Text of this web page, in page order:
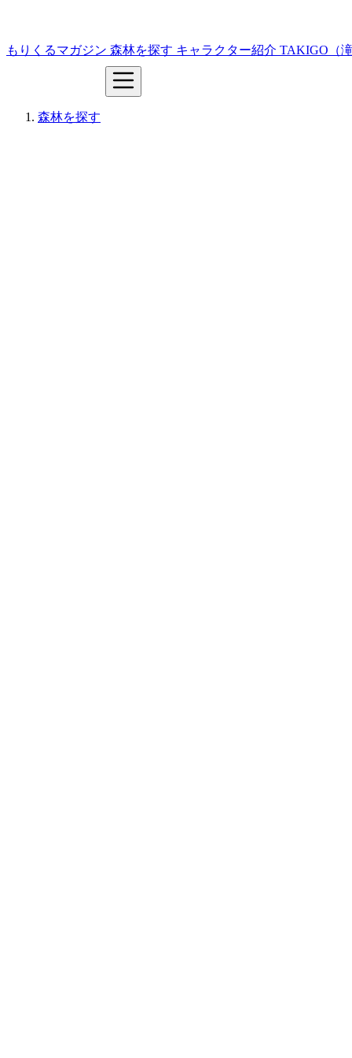
もりくるマガジン 森林を探す キャラクター紹介 TAKIGO（
森林を探す